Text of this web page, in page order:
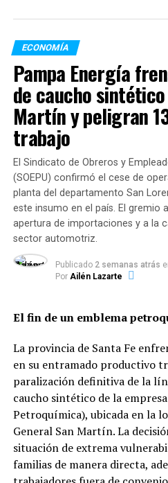
que los empleados puedan
Además, el programa prevé
del sistema de códigos de
más claras para las entidades
modalidad. La intención del
el proceso y garantizar que los
mayor control sobre los
haberes.
La medida forma parte de una
impulsadas por la gestión del
Pullaro, que en los últimos
necesidad de revisar distintos
administrativos vinculados al
situación financiera de los
descuentos por código
de la administración
personal de salud, policías y
áreas del Estado.
Con esta iniciativa, el
avanzar en una
deducciones salariales y
públicos una vía para ordenar
contexto económico en el que
ECONOMÍA
Pampa Energía
de caucho
Martín y peligran
trabajo
El Sindicato de Obreros y
(SOEPU) confirmó el cese de
planta del departamento San
este insumo en el país. El gremio
apertura de importaciones y a la
sector automotriz.
Publicado 2 semanas atrás
Por Ailén Lazarte
El fin de un emblema
La provincia de Santa Fe
en su entramado productivo
paralización definitiva de la
caucho sintético de la
Petroquímica), ubicada en la
General San Martín. La
situación de extrema
familias de manera directa,